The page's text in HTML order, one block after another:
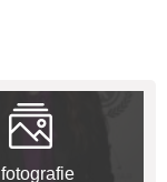
fotografie